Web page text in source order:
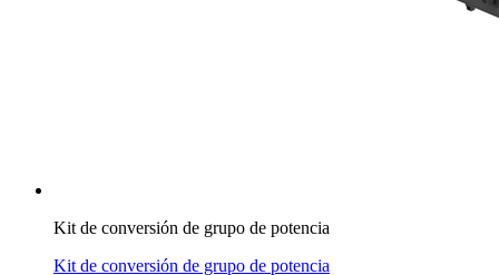
Kit de conversión de grupo de potencia
Kit de conversión de grupo de potencia